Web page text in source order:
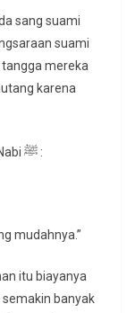
sang suami
suami
mereka
karena
Maka tindakan ini menyelisihi bimbingan Nabi ﷺ :
mudahnya.”
itu biayanya
banyak